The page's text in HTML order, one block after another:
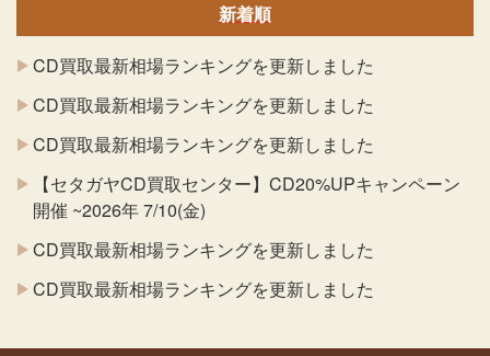
新着順
CD買取最新相場ランキングを更新しました
CD買取最新相場ランキングを更新しました
CD買取最新相場ランキングを更新しました
【セタガヤCD買取センター】CD20%UPキャンペーン
開催 ~2026年 7/10(金)
CD買取最新相場ランキングを更新しました
CD買取最新相場ランキングを更新しました